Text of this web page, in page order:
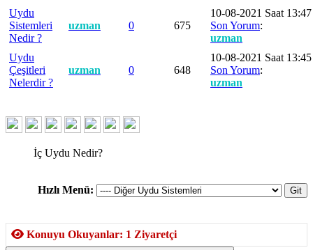
Uydu
Sistemleri
Nedir ?
uzman 0 675
10-08-2021 Saat 13:47
Son Yorum:
uzman
Uydu
Çeşitleri
Nelerdir ?
uzman 0 648
10-08-2021 Saat 13:45
Son Yorum:
uzman
İç Uydu Nedir?
Hızlı Menü:
Konuyu Okuyanlar: 1 Ziyaretçi